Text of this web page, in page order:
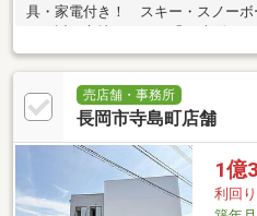
具・家電付き！ スキー・スノーボ
に程近く立地している「西武ヴィラ
売店舗・事務所
長岡市寺島町店舗
1億
利回り